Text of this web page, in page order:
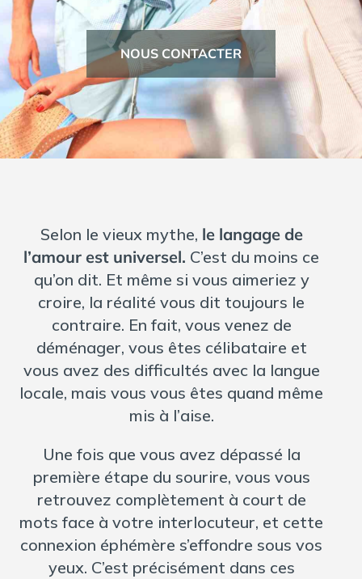
Agence Matrimoniale
International
Rencontres Européennes
France
Bruxelles
NOUS CONTACTER
Selon le vieux mythe, le langage de
l’amour est universel. C’est du moins ce
qu’on dit. Et même si vous aimeriez y
croire, la réalité vous dit toujours le
contraire. En fait, vous venez de
déménager, vous êtes célibataire et
vous avez des difficultés avec la langue
locale, mais vous vous êtes quand même
mis à l’aise.
Une fois que vous avez dépassé la
première étape du sourire, vous vous
retrouvez complètement à court de
mots face à votre interlocuteur, et cette
connexion éphémère s’effondre sous vos
yeux. C’est précisément dans ces